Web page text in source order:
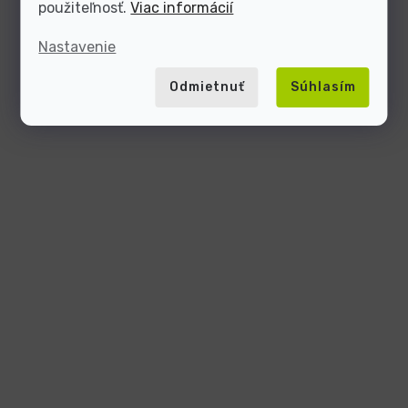
použiteľnosť.Viac informácií
Nastavenie
Odmietnuť Súhlasím